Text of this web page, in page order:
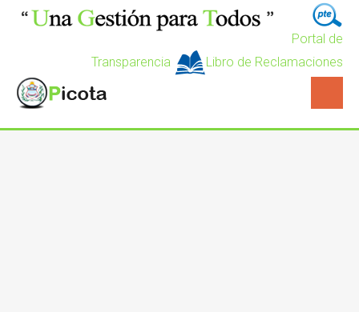
Portal de
Transparencia
Libro de Reclamaciones